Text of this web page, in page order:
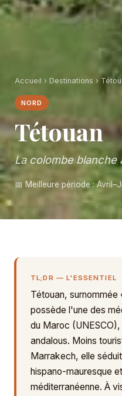
Accueil › Destinations ›
NORD
Tétouan
La colombe blanche
📅 Meilleure période :
TL;DR — L'ESSENTIEL
Tétouan,
possède l'une des
du Maroc
andalous. Moins
Marrakech, elle
hispano-mauresque
méditerranéenne. À